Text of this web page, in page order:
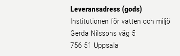
Leveransadress (gods)
Institutionen för vatten och miljö
Gerda Nilssons väg 5
756 51 Uppsala